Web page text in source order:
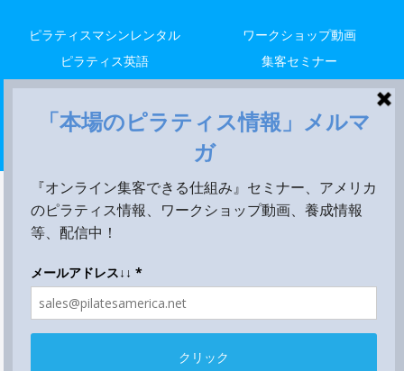
ピラティスマシンレンタル
ワークショップ動画
ピラティス英語
集客セミナー
解剖留学
レッスン
米国養成
Copyright © 2014-2026 LALA STYLE, LLC All Rights Reserved.